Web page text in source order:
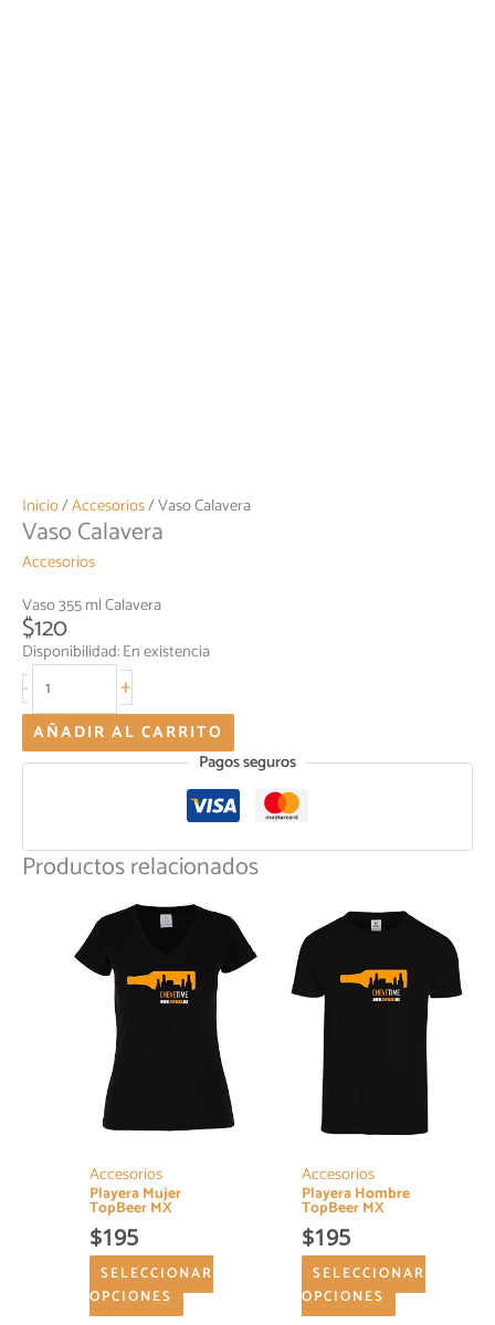
Inicio/Accesorios/ Vaso Calavera
Vaso Calavera
Accesorios
Vaso 355 ml Calavera
$120
Disponibilidad:En existencia
-
+
AÑADIR AL CARRITO
Pagos seguros
Productos relacionados
Accesorios
Playera Mujer
TopBeer MX
$195
SELECCIONAR
OPCIONES
producto
múltiples
variantes.
Las
opciones
pueden
en
Accesorios
Playera Hombre
TopBeer MX
$195
SELECCIONAR
OPCIONES
producto
múltiples
variantes.
Las
opciones
pueden
elegir
de